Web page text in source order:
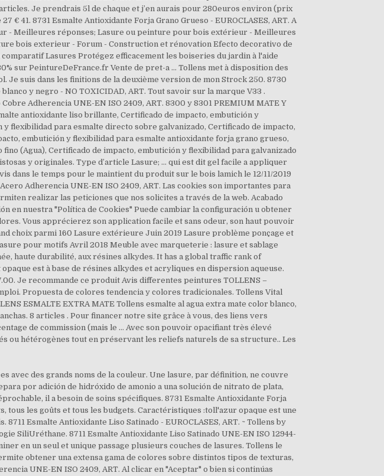
avec des grands noms de la couleur. Une lasure, par définition, ne couvre
por adición de hidróxido de amonio a una solución de nitrato de plata,
il a besoin de soins spécifiques. 8731 Esmalte Antioxidante Forja
tous les goûts et tous les budgets. Caractéristiques :toll'azur opaque est une
Esmalte Antioxidante Liso Satinado - EUROCLASES, ART. ~ Tollens by
SiliUréthane. 8711 Esmalte Antioxidante Liso Satinado UNE-EN ISO 12944-
en un seul et unique passage plusieurs couches de lasures. Tollens le
obtener una extensa gama de colores sobre distintos tipos de texturas,
UNE-EN ISO 2409, ART. Al clicar en "Aceptar" o bien si continúas